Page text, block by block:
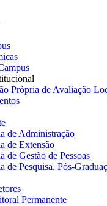
Própria de Avaliação
de Administração
de Extensão
de Gestão de Pessoas
de Pesquisa, Pós-
Permanente